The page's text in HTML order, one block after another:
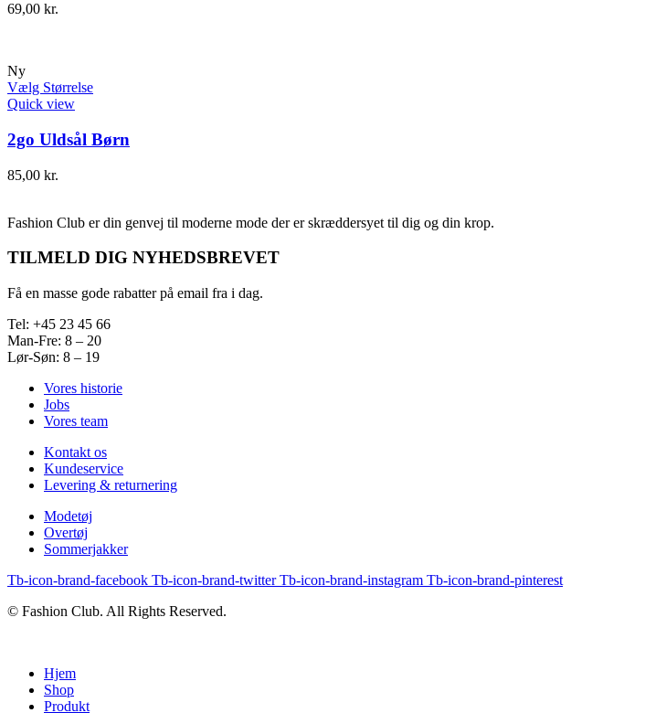
69,00 kr.
Ny
Vælg Størrelse
Quick view
2go Uldsål Børn
85,00 kr.
Fashion Club er din genvej til moderne mode der er skræddersyet til dig og din krop.
TILMELD DIG NYHEDSBREVET
Få en masse gode rabatter på email fra i dag.
Tel: +45 23 45 66
Man-Fre: 8 – 20
Lør-Søn: 8 – 19
Vores historie
Jobs
Vores team
Kontakt os
Kundeservice
Levering & returnering
Modetøj
Overtøj
Sommerjakker
Tb-icon-brand-facebook Tb-icon-brand-twitter Tb-icon-brand-instagram Tb-icon-brand-pinterest
© Fashion Club. All Rights Reserved.
Hjem
Shop
Produkt